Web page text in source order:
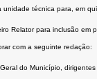
técnica para, em
Relator para inclusão
com a seguinte redação:
do Município,